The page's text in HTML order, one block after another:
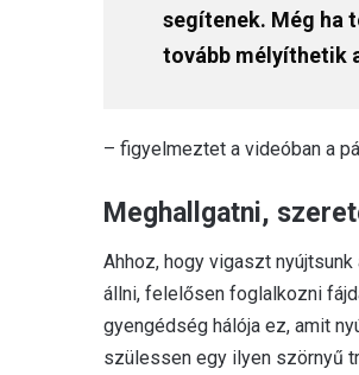
segítenek. Még ha
tovább mélyíthetik
– figyelmeztet a videóban a
Meghallgatni,
Ahhoz, hogy vigaszt
állni, felelősen foglalkozni
gyengédség hálója ez, amit
szülessen egy ilyen szörnyű